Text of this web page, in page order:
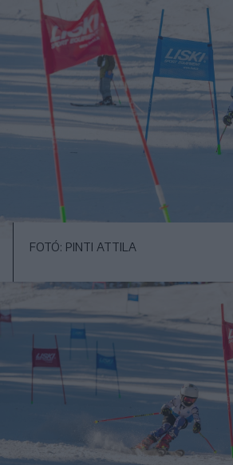
FOTÓ: PINTI ATTILA